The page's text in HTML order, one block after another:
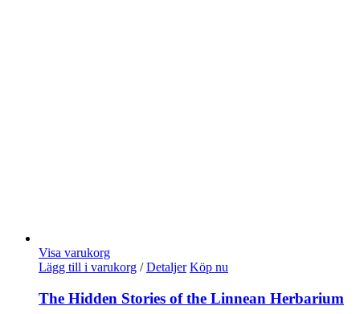
Visa varukorg
Lägg till i varukorg / Detaljer Köp nu
The Hidden Stories of the Linnean Herbarium